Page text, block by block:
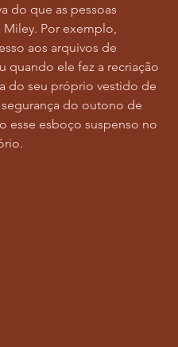
do que as pessoas
Por exemplo,
aos arquivos de
quando ele fez a recriação
do seu próprio vestido de
do outono de
esse esboço suspenso no